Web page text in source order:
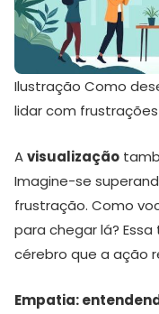
Ilustração Como
lidar com
Avisualização
Imagine-se
frustração. Como
para chegar lá?
cérebro que a ação
Empatia: